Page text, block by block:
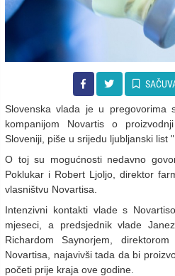
Slovenska vlada je u pregovorima
kompanijom Novartis o
Sloveniji, piše u srijedu ljubljanski list
O toj su mogućnosti nedavno
Poklukar i Robert Ljoljo, direktor
vlasništvu Novartisa.
Intenzivni kontakti vlade s
mjeseci, a predsjednik vlade
Richardom Saynorjem,
Novartisa, najavivši tada da bi
početi prije kraja ove godine.